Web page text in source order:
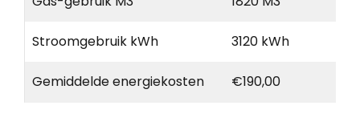
Stroomgebruik kWh 3120 kWh
Gemiddelde energiekosten €190,00